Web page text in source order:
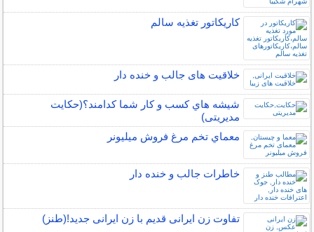
کاریکاتور تغذیه سالم
خلاقیت های جالب و خنده دار
شيشه هاي كسب و كار شما كدامند؟(حکایت
مدیریتی)
معماي تخم مرغ فروش ميليونر
خاطرات جالب و خنده دار
تفاوت زن ایرانی قدیم با زن ایرانی جدید!(طنز)